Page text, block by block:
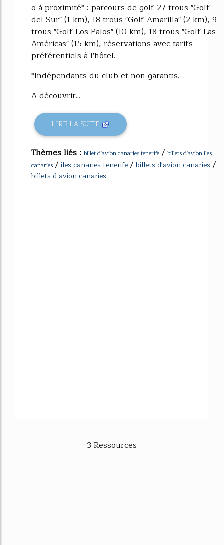
o à proximité* : parcours de golf 27 trous "Golf
del Sur" (1 km), 18 trous "Golf Amarilla" (2 km), 9
trous "Golf Los Palos" (10 km), 18 trous "Golf Las
Américas" (15 km), réservations avec tarifs
préférentiels à l'hôtel.
*Indépendants du club et non garantis.
A découvrir...
LIRE LA SUITE
Thèmes liés : billet d'avion canaries tenerife / billets d'avion iles
canaries / iles canaries tenerife/ billets d'avion canaries /
billets d avion canaries
3 Ressources